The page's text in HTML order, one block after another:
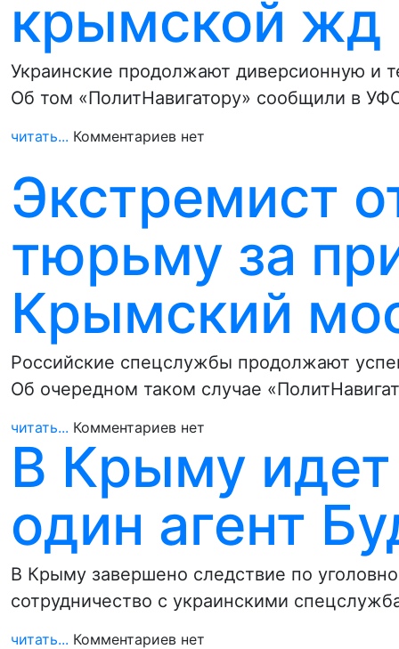
крымской жд
Украинские продолжают диверсионную и
Об том «ПолитНавигатору» сообщили в
читать... Комментариев нет
Экстремист
тюрьму за
Крымский
Российские спецслужбы продолжают
Об очередном таком случае
читать... Комментариев нет
В Крыму
один агент
В Крыму завершено следствие по
сотрудничество с украинскими
читать... Комментариев нет